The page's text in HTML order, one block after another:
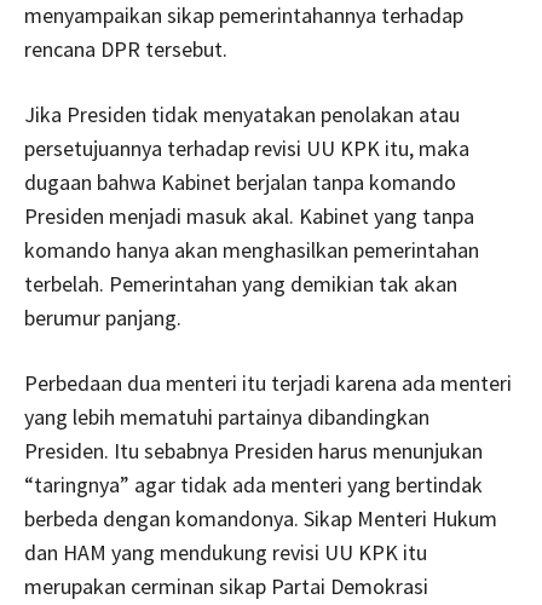
menyampaikan sikap pemerintahannya terhadap
rencana DPR tersebut.
Jika Presiden tidak menyatakan penolakan atau
persetujuannya terhadap revisi UU KPK itu, maka
dugaan bahwa Kabinet berjalan tanpa komando
Presiden menjadi masuk akal. Kabinet yang tanpa
komando hanya akan menghasilkan pemerintahan
terbelah. Pemerintahan yang demikian tak akan
berumur panjang.
Perbedaan dua menteri itu terjadi karena ada menteri
yang lebih mematuhi partainya dibandingkan
Presiden. Itu sebabnya Presiden harus menunjukan
“taringnya” agar tidak ada menteri yang bertindak
berbeda dengan komandonya. Sikap Menteri Hukum
dan HAM yang mendukung revisi UU KPK itu
merupakan cerminan sikap Partai Demokrasi